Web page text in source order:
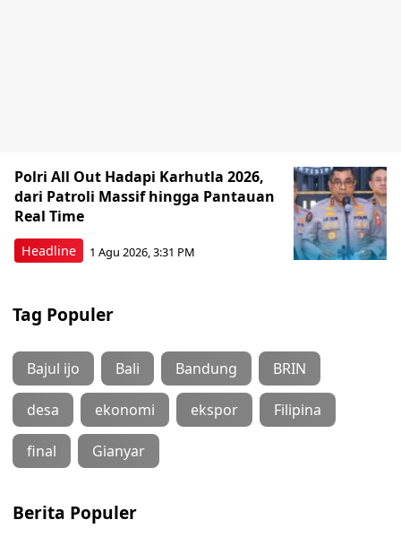
Headline
Polri All Out Hadapi Karhutla 2026,
dari Patroli Massif hingga Pantauan
Real Time
1 Agu 2026, 3:31 PM
Tag Populer
Bajul ijo Bali Bandung BRIN
desa ekonomi ekspor Filipina
final Gianyar
Berita Populer